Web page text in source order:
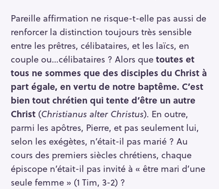
Pareille affirmation ne risque-t-elle pas aussi de
renforcer la distinction toujours très sensible
entre les prêtres, célibataires, et les laïcs, en
couple ou…célibataires ? Alors quetoutes et
tous ne sommes que des disciples du Christ à
part égale, en vertu de notre baptême. C’est
bien tout chrétien qui tente d’être un autre
Christ (Christianus alter Christus). En outre,
parmi les apôtres, Pierre, et pas seulement lui,
selon les exégètes, n’était-il pas marié ? Au
cours des premiers siècles chrétiens, chaque
épiscope n’était-il pas invité à « être mari d’une
seule femme » (1 Tim, 3-2) ?